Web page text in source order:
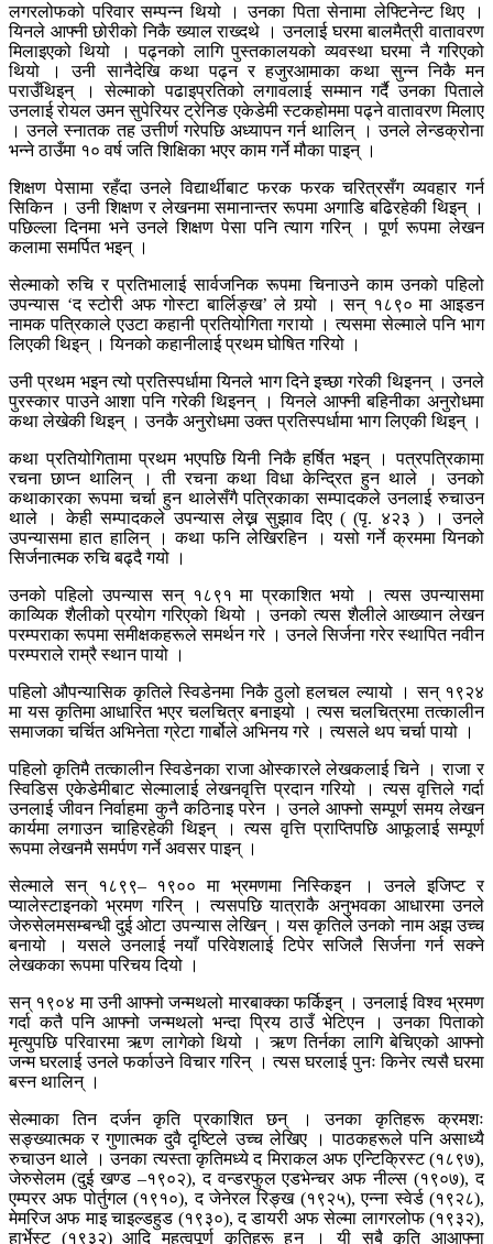
लगरलोफको परिवार सम्पन्न थियो । उनका पिता सेनामा लेफ्टिनेन्ट थिए ।
यिनले आफ्नी छोरीको निकै ख्याल राख्दथे । उनलाई घरमा बालमैत्री वातावरण
मिलाइएको थियो । पढ्नको लागि पुस्तकालयको व्यवस्था घरमा नै गरिएको
थियो । उनी सानैदेखि कथा पढ्न र हजुरआमाका कथा सुन्न निकै मन
पराउँथिइन् । सेल्माको पढाइप्रतिको लगावलाई सम्मान गर्दै उनका पिताले
उनलाई रोयल उमन सुपेरियर ट्रेनिङ एकेडेमी स्टकहोममा पढ्ने वातावरण मिलाए
। उनले स्नातक तह उत्तीर्ण गरेपछि अध्यापन गर्न थालिन् । उनले लेन्डक्रोना
भन्ने ठाउँमा १० वर्ष जति शिक्षिका भएर काम गर्ने मौका पाइन् ।
शिक्षण पेसामा रहँदा उनले विद्यार्थीबाट फरक फरक चरित्रसँग व्यवहार गर्न
सिकिन । उनी शिक्षण र लेखनमा समानान्तर रूपमा अगाडि बढिरहेकी थिइन् ।
पछिल्ला दिनमा भने उनले शिक्षण पेसा पनि त्याग गरिन् । पूर्ण रूपमा लेखन
कलामा समर्पित भइन् ।
सेल्माको रुचि र प्रतिभालाई सार्वजनिक रूपमा चिनाउने काम उनको पहिलो
उपन्यास ‘द स्टोरी अफ गोस्टा बार्लिङ्ख’ ले गर्‍यो । सन् १८९० मा आइडन
नामक पत्रिकाले एउटा कहानी प्रतियोगिता गरायो । त्यसमा सेल्माले पनि भाग
लिएकी थिइन् । यिनको कहानीलाई प्रथम घोषित गरियो ।
उनी प्रथम भइन त्यो प्रतिस्पर्धामा यिनले भाग दिने इच्छा गरेकी थिइनन् । उनले
पुरस्कार पाउने आशा पनि गरेकी थिइनन् । यिनले आफ्नी बहिनीका अनुरोधमा
कथा लेखेकी थिइन् । उनकै अनुरोधमा उक्त प्रतिस्पर्धामा भाग लिएकी थिइन् ।
कथा प्रतियोगितामा प्रथम भएपछि यिनी निकै हर्षित भइन् । पत्रपत्रिकामा
रचना छाप्न थालिन् । ती रचना कथा विधा केन्द्रित हुन थाले । उनको
कथाकारका रूपमा चर्चा हुन थालेसँगै पत्रिकाका सम्पादकले उनलाई रुचाउन
थाले । केही सम्पादकले उपन्यास लेख्न सुझाव दिए ( (पृ. ४२३ ) । उनले
उपन्यासमा हात हालिन् । कथा फनि लेखिरहिन । यसो गर्ने क्रममा यिनको
सिर्जनात्मक रुचि बढ्दै गयो ।
उनको पहिलो उपन्यास सन् १८९१ मा प्रकाशित भयो । त्यस उपन्यासमा
काव्यिक शैलीको प्रयोग गरिएको थियो । उनको त्यस शैलीले आख्यान लेखन
परम्पराका रूपमा समीक्षकहरूले समर्थन गरे । उनले सिर्जना गरेर स्थापित नवीन
परम्पराले राम्रै स्थान पायो ।
पहिलो औपन्यासिक कृतिले स्विडेनमा निकै ठुलो हलचल ल्यायो । सन् १९२४
मा यस कृतिमा आधारित भएर चलचित्र बनाइयो । त्यस चलचित्रमा तत्कालीन
समाजका चर्चित अभिनेता ग्रेटा गार्बोले अभिनय गरे । त्यसले थप चर्चा पायो ।
पहिलो कृतिमै तत्कालीन स्विडेनका राजा ओस्कारले लेखकलाई चिने । राजा र
स्विडिस एकेडेमीबाट सेल्मालाई लेखनवृत्ति प्रदान गरियो । त्यस वृत्तिले गर्दा
उनलाई जीवन निर्वाहमा कुनै कठिनाइ परेन । उनले आफ्नो सम्पूर्ण समय लेखन
कार्यमा लगाउन चाहिरहेकी थिइन् । त्यस वृत्ति प्राप्तिपछि आफूलाई सम्पूर्ण
रूपमा लेखनमै समर्पण गर्ने अवसर पाइन् ।
सेल्माले सन् १८९९– १९०० मा भ्रमणमा निस्किइन । उनले इजिप्ट र
प्यालेस्टाइनको भ्रमण गरिन् । त्यसपछि यात्राकै अनुभवका आधारमा उनले
जेरुसेलमसम्बन्धी दुई ओटा उपन्यास लेखिन् । यस कृतिले उनको नाम अझ उच्च
बनायो । यसले उनलाई नयाँ परिवेशलाई टिपेर सजिलै सिर्जना गर्न सक्ने
लेखकका रूपमा परिचय दियो ।
सन् १९०४ मा उनी आफ्नो जन्मथलो मारबाक्का फर्किइन् । उनलाई विश्व भ्रमण
गर्दा कतै पनि आफ्नो जन्मथलो भन्दा प्रिय ठाउँ भेटिएन । उनका पिताको
मृत्युपछि परिवारमा ऋण लागेको थियो । ऋण तिर्नका लागि बेचिएको आफ्नो
जन्म घरलाई उनले फर्काउने विचार गरिन् । त्यस घरलाई पुनः किनेर त्यसै घरमा
बस्न थालिन् ।
सेल्माका तिन दर्जन कृति प्रकाशित छन् । उनका कृतिहरू क्रमशः
सङ्ख्यात्मक र गुणात्मक दुवै दृष्टिले उच्च लेखिए । पाठकहरूले पनि असाध्यै
रुचाउन थाले । उनका त्यस्ता कृतिमध्ये द मिराकल अफ एन्टिक्रिस्ट (१८९७),
जेरुसेलम (दुई खण्ड –१९०२), द वन्डरफुल एडभेन्चर अफ नील्स (१९०७), द
एम्परर अफ पोर्तुगल (१९१०), द जेनेरल रिङ्ख (१९२५), एन्ना स्वेर्ड (१९२८),
मेमरिज अफ माइ चाइल्डहुड (१९३०), द डायरी अफ सेल्मा लागरलोफ (१९३२),
हार्भेस्ट (१९३२) आदि महत्वपूर्ण कृतिहरू हुन् । यी सबै कृति आआफ्ना